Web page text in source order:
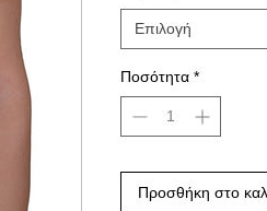
Επιλογή
Ποσότητα *
Προσθήκη στο